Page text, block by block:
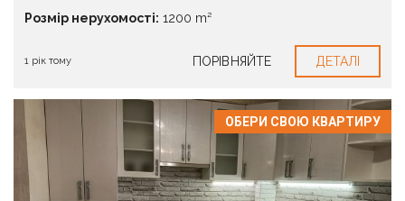
Розмір нерухомості: 1200 m²
1 рік тому ПОРІВНЯЙТЕ ДЕТАЛІ
ОБЕРИ СВОЮ КВАРТИРУ